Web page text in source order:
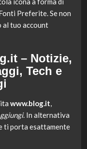
Preferite. Se non
al tuo account
– Notizie,
Tech e
www.blog.it,
. In alternativa
ti porta esattamente